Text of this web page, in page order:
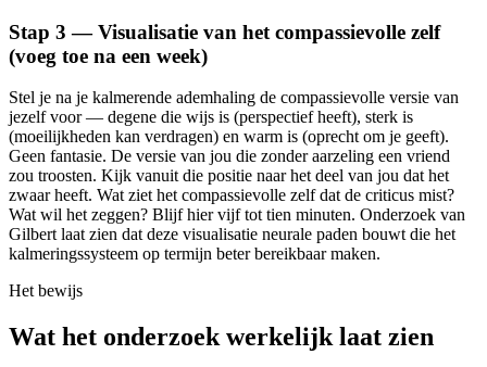
Stap 3 — Visualisatie van het compassievolle zelf
(voeg toe na een week)
Stel je na je kalmerende ademhaling de compassievolle versie van
jezelf voor — degene die wijs is (perspectief heeft), sterk is
(moeilijkheden kan verdragen) en warm is (oprecht om je geeft).
Geen fantasie. De versie van jou die zonder aarzeling een vriend
zou troosten. Kijk vanuit die positie naar het deel van jou dat het
zwaar heeft. Wat ziet het compassievolle zelf dat de criticus mist?
Wat wil het zeggen? Blijf hier vijf tot tien minuten. Onderzoek van
Gilbert laat zien dat deze visualisatie neurale paden bouwt die het
kalmeringssysteem op termijn beter bereikbaar maken.
Het bewijs
Wat het onderzoek werkelijk laat zien